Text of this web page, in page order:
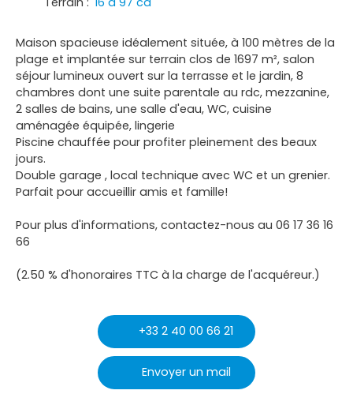
Maison spacieuse idéalement située, à 100 mètres de la
plage et implantée sur terrain clos de 1697 m², salon
séjour lumineux ouvert sur la terrasse et le jardin, 8
chambres dont une suite parentale au rdc, mezzanine,
2 salles de bains, une salle d'eau, WC, cuisine
aménagée équipée, lingerie
Piscine chauffée pour profiter pleinement des beaux
jours.
Double garage , local technique avec WC et un grenier.
Parfait pour accueillir amis et famille!
Pour plus d'informations, contactez-nous au 06 17 36 16
66
(2.50 % d'honoraires TTC à la charge de l'acquéreur.)
+33 2 40 00 66 21
Envoyer un mail